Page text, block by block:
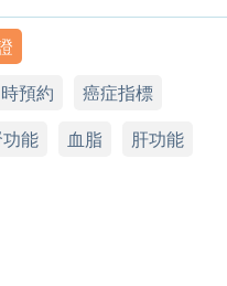
肥大、老年人和前列腺較大
)
血(免疫化學測試)
血清腫瘤標記 大便隱
上之人士。
，客戶必須於6個月內
檢查，客戶需提前2星
23樓2301-2室
– 6:00p.m
預約
癌症指標
能 血脂
肝功能